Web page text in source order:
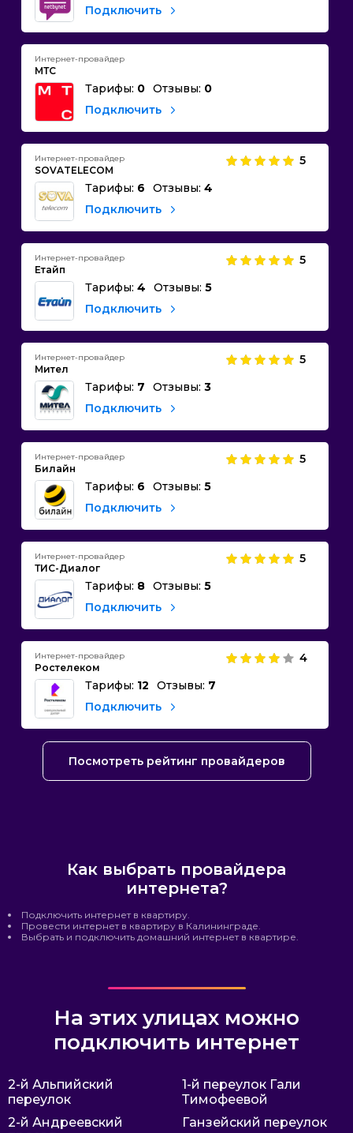
Подключить
Интернет-провайдер
МТС
Тарифы: 0 Отзывы: 0
Подключить
Интернет-провайдер
SOVATELECOM
5
Тарифы: 6 Отзывы: 4
Подключить
Интернет-провайдер
Етайп
5
Тарифы: 4 Отзывы: 5
Подключить
Интернет-провайдер
Мител
5
Тарифы: 7 Отзывы: 3
Подключить
Интернет-провайдер
Билайн
5
Тарифы: 6 Отзывы: 5
Подключить
Интернет-провайдер
ТИС-Диалог
5
Тарифы: 8 Отзывы: 5
Подключить
Интернет-провайдер
Ростелеком
4
Тарифы: 12 Отзывы: 7
Подключить
Посмотреть рейтинг провайдеров
Как выбрать провайдера
интернета?
Подключить интернет в квартиру.
Провести интернет в квартиру в Калининграде.
Выбрать и подключить домашний интернет в квартире.
На этих улицах можно
подключить интернет
2-й Альпийский
переулок
2-й Андреевский
1-й переулок Гали
Тимофеевой
Ганзейский переулок